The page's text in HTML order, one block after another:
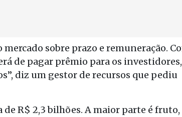
sobre prazo e remuneração.
de pagar prêmio para os
diz um gestor de recursos que pediu
R$ 2,3 bilhões. A maior parte é fruto,